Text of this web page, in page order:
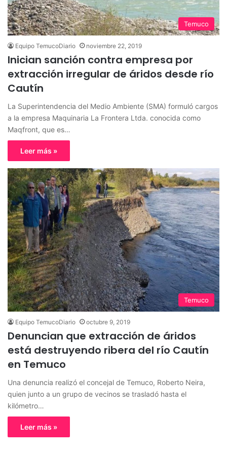
Temuco
Equipo TemucoDiario noviembre 22, 2019
Inician sanción contra empresa por
extracción irregular de áridos desde río
Cautín
La Superintendencia del Medio Ambiente (SMA) formuló cargos
a la empresa Maquinaria La Frontera Ltda. conocida como
Maqfront, que es…
Leer más »
Temuco
Equipo TemucoDiario octubre 9, 2019
Denuncian que extracción de áridos
está destruyendo ribera del río Cautín
en Temuco
Una denuncia realizó el concejal de Temuco, Roberto Neira,
quien junto a un grupo de vecinos se trasladó hasta el
kilómetro…
Leer más »